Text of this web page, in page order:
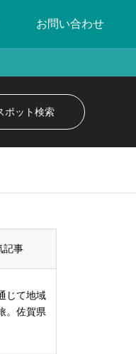
お問い合わせ
記事
じて地域
。佐賀県